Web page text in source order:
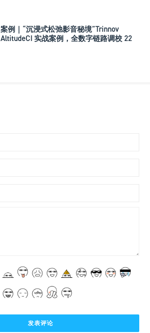
案例｜“沉浸式松弛影音秘境”Trinnov
AltitudeCI 实战案例，全数字链路调校 22